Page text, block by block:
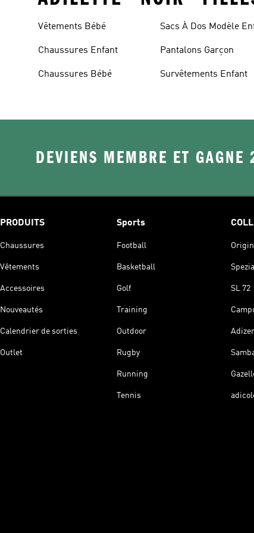
Vêtements Bébé
Chaussures Enfant
Chaussures Bébé
Sacs À Dos Modèle
Pantalons Garçon
Survêtements Enfant
DEVIENS MEMBRE ET GAGNE
PRODUITS
Chaussures
Vêtements
Accessoires
Nouveautés
Calendrier de sorties
Outlet
Sports
Football
Basketball
Golf
Training
Outdoor
Rugby
Running
Tennis
SL 72